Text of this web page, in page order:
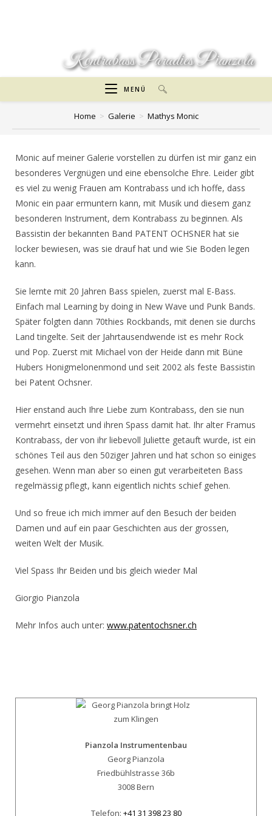
Kontrabass Paradies Pianzola
MENÜ
Home > Galerie > Mathys Monic
Monic auf meiner Galerie vorstellen zu dürfen ist mir ganz ein
besonderes Vergnügen und eine ebensolche Ehre. Leider gibt
es viel zu wenig Frauen am Kontrabass und ich hoffe, dass
Monic ein paar ermuntern kann, mit Musik und diesem ganz
besonderen Instrument, dem Kontrabass zu beginnen. Als
Bassistin der bekannten Band PATENT OCHSNER hat sie
locker bewiesen, was sie drauf hat und wie Sie Boden legen
kann.
Sie lernte mit 20 Jahren Bass spielen, zuerst mal E-Bass.
Einfach mal Learning by doing in New Wave und Punk Bands.
Später folgten dann 70thies Rockbands, mit denen sie durchs
Land tingelte. Seit der Jahrtausendwende ist es mehr Rock
und Pop. Zuerst mit Michael von der Heide dann mit Büne
Hubers Honigmelonenmond und seit 2002 als feste Bassistin
bei Patent Ochsner.
Hier enstand auch Ihre Liebe zum Kontrabass, den sie nun
vermehrt einsetzt und ihren Spass damit hat. Ihr alter Framus
Kontrabass, der von ihr liebevoll Juliette getauft wurde, ist ein
schönes Teil aus den 50ziger Jahren und hat schon so einiges
gesehen. Wenn man aber so einen gut verarbeiteten Bass
regelmässig pflegt, kann eigentlich nichts schief gehen.
Und so freue ich mich immer auf den Besuch der beiden
Damen und auf ein paar Geschichten aus der grossen,
weiten Welt der Musik.
Viel Spass Ihr Beiden und bis gleich wieder Mal
Giorgio Pianzola
Mehr Infos auch unter: www.patentochsner.ch
Pianzola Instrumentenbau
Georg Pianzola
Friedbühlstrasse 36b
3008 Bern
Telefon: +41 31 398 23 80